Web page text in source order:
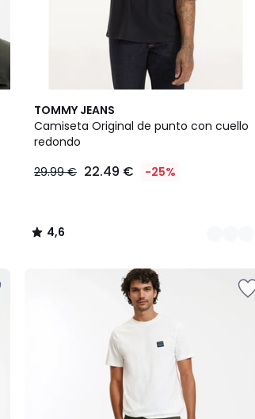
TOMMY JEANS
Camiseta Original de punto con cuello
redondo
29.99 € 22.49 € -25%
4,6
/ 5
3
Colores
4,6
/